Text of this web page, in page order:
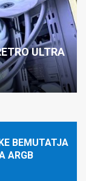
ULTRA
BEJELENTI
RGB PC-
BEMUTATJA
ARGB